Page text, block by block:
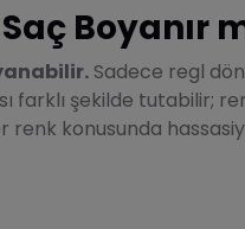
Boyanır
Sadece regl
farklı şekilde tutabilir;
renk konusunda